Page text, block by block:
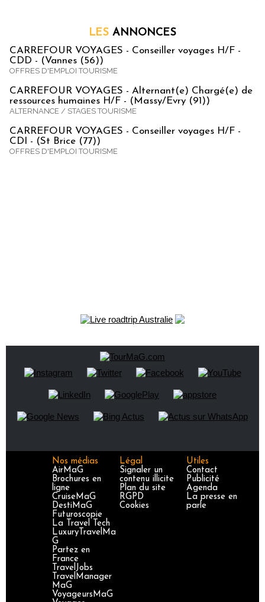
LES ANNONCES
CARREFOUR VOYAGES - Conseiller voyages H/F -
CDD - (Vannes (56))
OFFRES D'EMPLOI TOURISME
CARREFOUR VOYAGES - Alternant(e) Chargé(e) de
ressources humaines H/F - (Massy/Evry (91))
ALTERNANCE / STAGES TOURISME
CARREFOUR VOYAGES - Conseiller voyages H/F -
CDI - (St Brice (77))
OFFRES D'EMPLOI TOURISME
Nos médias
AirMaG
Brochures en
ligne
CruiseMaG
DestiMaG
Futuroscopie
La Travel Tech
LuxuryTravelMa
G
Partez en
France
TravelJobs
TravelManager
MaG
VoyageursMaG
Légal
Signaler un
contenu illicite
Plan du site
RGPD
Cookies
Utiles
Contact
Publicité
Agenda
La presse en
parle